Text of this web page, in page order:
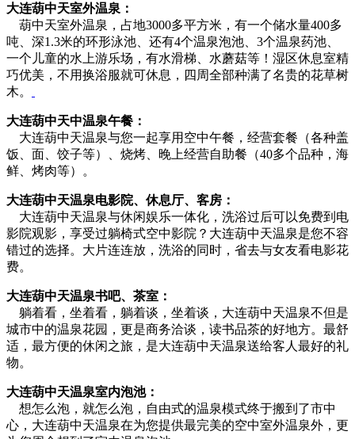
大连葫中天室外温泉：
葫中天室外温泉，占地3000多平方米，有一个储水量400多
吨、深1.3米的环形泳池、还有4个温泉泡池、3个温泉药池、
一个儿童的水上游乐场，有水滑梯、水蘑菇等！湿区休息室精
巧优美，不用换浴服就可休息，四周全部种满了名贵的花草树
木。
大连葫中天中温泉午餐：
大连葫中天温泉与您一起享用空中午餐，经营套餐（各种盖
饭、面、饺子等）、烧烤、晚上经营自助餐（40多个品种，海
鲜、烤肉等）。
大连葫中天温泉电影院、休息厅、客房：
大连葫中天温泉与休闲娱乐一体化，洗浴过后可以免费到电
影院观影，享受过躺椅式空中影院？大连葫中天温泉是您不容
错过的选择。大片连连放，洗浴的同时，省去与女友看电影花
费。
大连葫中天温泉书吧、茶室：
躺着看，坐着看，躺着谈，坐着谈，大连葫中天温泉不但是
城市中的温泉花园，更是商务洽谈，读书品茶的好地方。最舒
适，最方便的休闲之旅，是大连葫中天温泉送给客人最好的礼
物。
大连葫中天温泉室内泡池：
想怎么泡，就怎么泡，自由式的温泉模式终于搬到了市中
心，大连葫中天温泉在为您提供最完美的空中室外温泉外，更